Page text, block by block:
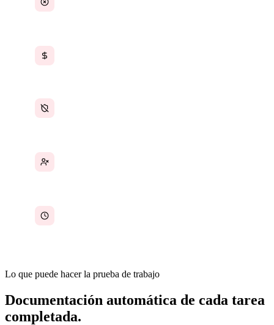
Lo que puede hacer la prueba de trabajo
Documentación automática de cada tarea
completada.